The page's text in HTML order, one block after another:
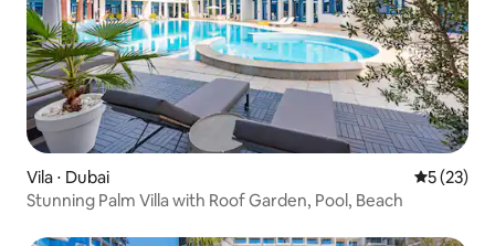
Vila ⋅ Dubai 5 de uma
5 (23)
Stunning Palm Villa with Roof Garden, Pool, Beach